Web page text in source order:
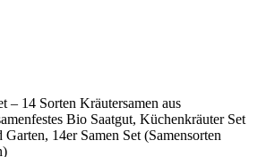
– 14 Sorten Kräutersamen aus
Bio Saatgut, Küchenkräuter Set
14er Samen Set (Samensorten